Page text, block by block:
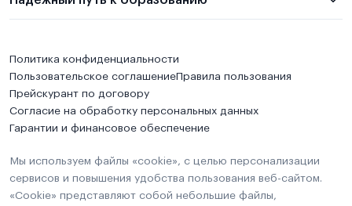
Политика конфиденциальности
Пользовательское соглашениеПравила пользования
Прейскурант по договору
Согласие на обработку персональных данных
Гарантии и финансовое обеспечение
Мы используем файлы «cookie», с целью персонализации
сервисов и повышения удобства пользования веб-сайтом.
«Cookie» представляют собой небольшие файлы,